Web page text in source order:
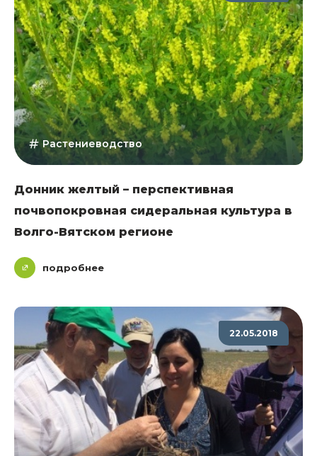
Растениеводство
Донник желтый – перспективная
почвопокровная сидеральная культура в
Волго-Вятском регионе
подробнее
22.05.2018